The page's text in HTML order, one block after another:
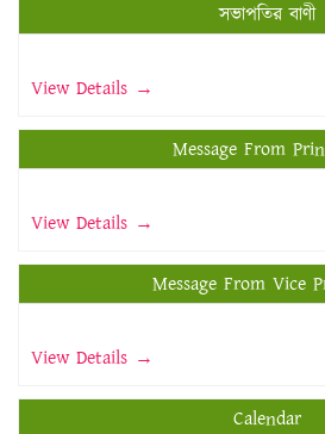
সভাপতির বাণী
View Details →
Message From
View Details →
Message From Vice
View Details →
Calendar